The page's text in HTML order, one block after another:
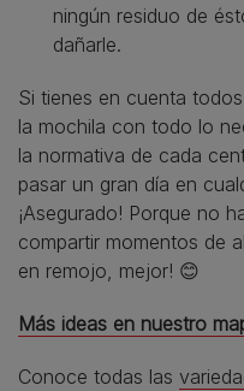
ningún residuo de
dañarle.
Si tienes en cuenta
la mochila con todo lo
la normativa de cada
pasar un gran día en
¡Asegurado! Porque no
compartir momentos de
en remojo, mejor! 😊
Más ideas en nuestro
Conoce todas las